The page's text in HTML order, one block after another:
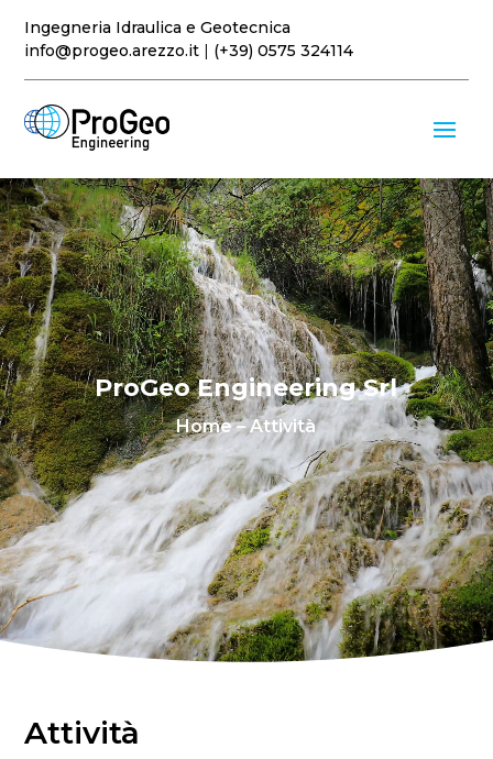
Ingegneria Idraulica e Geotecnica
info@progeo.arezzo.it | (+39) 0575 324114
Video
Player
ProGeo Engineering Srl
Home– Attività
Attività